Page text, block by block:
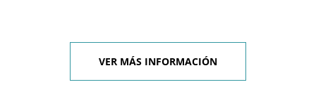
VER MÁS INFORMACIÓN